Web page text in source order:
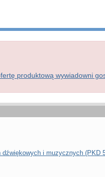
produktową wywiadowni
dźwiękowych i muzycznych (PKD